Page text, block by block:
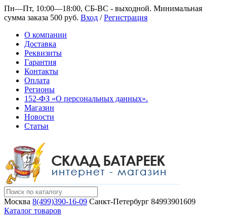
Пн—Пт, 10:00—18:00, СБ-ВС - выходной. Минимальная
сумма заказа 500 руб. Вход /Регистрация
О компании
Доставка
Реквизиты
Гарантия
Контакты
Оплата
Регионы
152-ФЗ «О персональных данных».
Магазин
Новости
Статьи
Москва 8(499)390-16-09 Санкт-Петербург 84993901609
Каталог товаров